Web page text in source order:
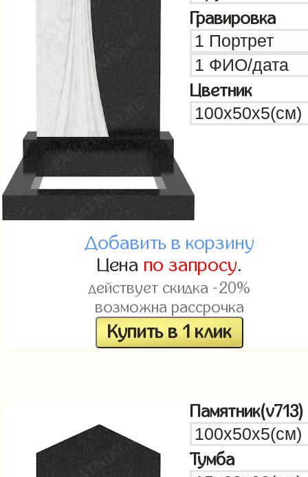
Гравировка
Цветник
Добавить в корзину
Цена по запросу.
действует скидка -20%
возможна рассрочка
Купить в 1 клик
Памятник(v713)
Тумба